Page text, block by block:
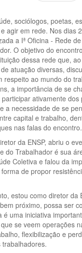
sociólogos, poetas,
agir em rede. Nos dias
a Iª Oficina - Rede
O objetivo do
dessa rede que,
atuação diversas,
respeito ao mundo do
a importância de se
ativamente dos
a necessidade de se
capital e trabalho,
nas falas do encontro.
da ENSP, abriu o
do Trabalhador é sua
Coletiva e falou da
de propor
estou como diretor da
próximo, possa ser
é uma iniciativa
se veem operações
flexibilização e